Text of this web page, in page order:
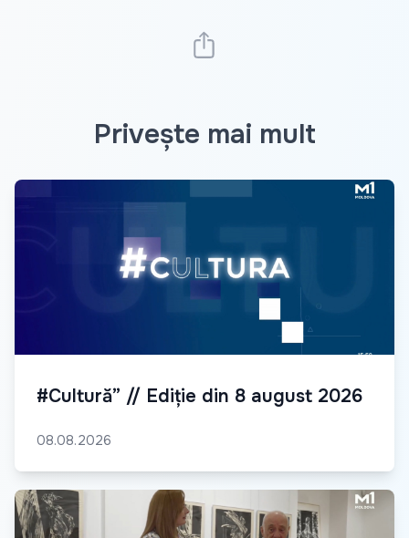
Privește mai mult
#Cultură” // Ediție din 8 august 2026
08.08.2026